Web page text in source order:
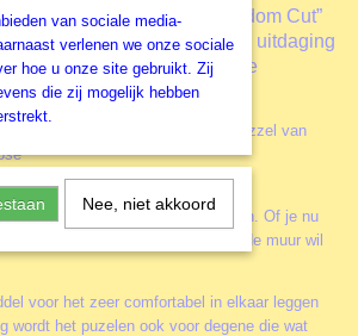
van de legpuzzels de “Random Cut”
creëren een leuke uitdaging
willen dan de voorspelbare
legpuzzel.
hun winterrust in deze mooie puzzel van
je het puzzelen nog leuker maken. Of je nu
vaker wil maken of juist aan de muur wil
voor het zeer comfortabel in elkaar leggen
wordt het puzelen ook voor degene die wat
van sociale media-
verlenen we onze sociale
hoe u onze site gebruikt. Zij
die zij mogelijk hebben
Nee, niet akkoord